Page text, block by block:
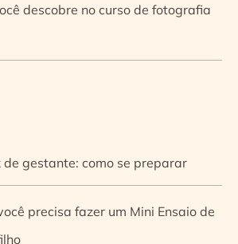
descobre no curso de fotografia
gestante: como se preparar
precisa fazer um Mini Ensaio de